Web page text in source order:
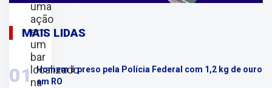
uma
ação
em
um
bar
localizado
na
MAIS LIDAS
01 Homem é preso pela Polícia Federal com 1,2 kg de ouro
em RO